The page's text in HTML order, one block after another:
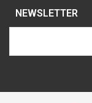
NEWSLETTER